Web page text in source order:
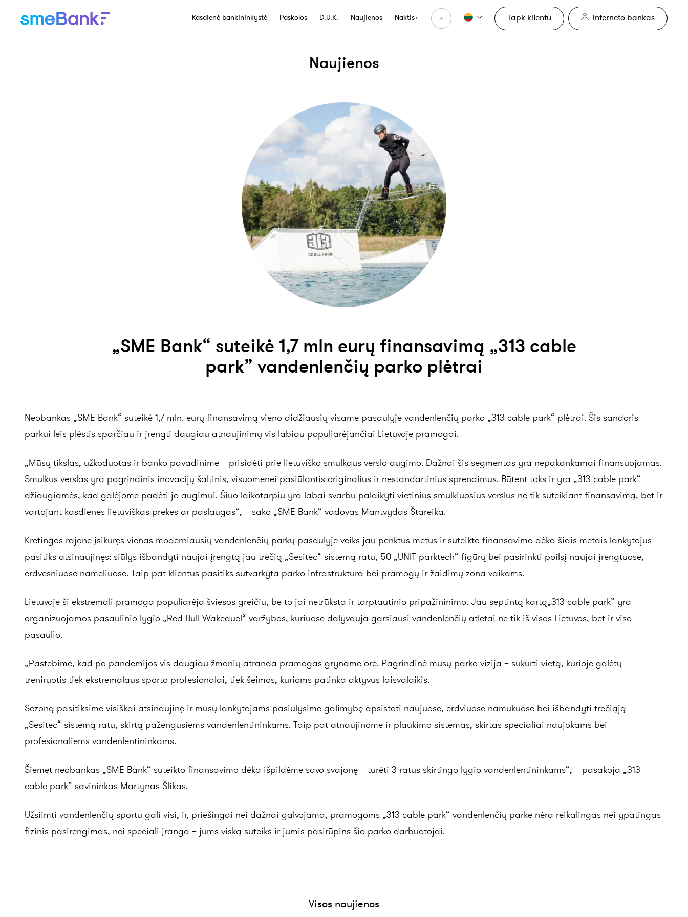
Kasdienė bankininkystė Paskolos D.U.K. Naujienos Naktis+ + Tapk klientu Interneto bankas
Naujienos
„SME Bank“ suteikė 1,7 mln eurų finansavimą „313 cable
park” vandenlenčių parko plėtrai
Neobankas „SME Bank“ suteikė 1,7 mln. eurų finansavimą vieno didžiausių visame pasaulyje vandenlenčių parko „313 cable park“ plėtrai. Šis sandoris
parkui leis plėstis sparčiau ir įrengti daugiau atnaujinimų vis labiau populiarėjančiai Lietuvoje pramogai.
„Mūsų tikslas, užkoduotas ir banko pavadinime – prisidėti prie lietuviško smulkaus verslo augimo. Dažnai šis segmentas yra nepakankamai finansuojamas.
Smulkus verslas yra pagrindinis inovacijų šaltinis, visuomenei pasiūlantis originalius ir nestandartinius sprendimus. Būtent toks ir yra „313 cable park“ –
džiaugiamės, kad galėjome padėti jo augimui. Šiuo laikotarpiu yra labai svarbu palaikyti vietinius smulkiuosius verslus ne tik suteikiant finansavimą, bet ir
vartojant kasdienes lietuviškas prekes ar paslaugas“, – sako „SME Bank“ vadovas Mantvydas Štareika.
Kretingos rajone įsikūręs vienas moderniausių vandenlenčių parkų pasaulyje veiks jau penktus metus ir suteikto finansavimo dėka šiais metais lankytojus
pasitiks atsinaujinęs: siūlys išbandyti naujai įrengtą jau trečią „Sesitec“ sistemą ratu, 50 „UNIT parktech“ figūrų bei pasirinkti poilsį naujai įrengtuose,
erdvesniuose nameliuose. Taip pat klientus pasitiks sutvarkyta parko infrastruktūra bei pramogų ir žaidimų zona vaikams.
Lietuvoje ši ekstremali pramoga populiarėja šviesos greičiu, be to jai netrūksta ir tarptautinio pripažininimo. Jau septintą kartą„313 cable park” yra
organizuojamos pasaulinio lygio „Red Bull Wakeduel“ varžybos, kuriuose dalyvauja garsiausi vandenlenčių atletai ne tik iš visos Lietuvos, bet ir viso
pasaulio.
„Pastebime, kad po pandemijos vis daugiau žmonių atranda pramogas gryname ore. Pagrindinė mūsų parko vizija – sukurti vietą, kurioje galėtų
treniruotis tiek ekstremalaus sporto profesionalai, tiek šeimos, kurioms patinka aktyvus laisvalaikis.
Sezoną pasitiksime visiškai atsinaujinę ir mūsų lankytojams pasiūlysime galimybę apsistoti naujuose, erdviuose namukuose bei išbandyti trečiąją
„Sesitec“ sistemą ratu, skirtą pažengusiems vandenlentininkams. Taip pat atnaujinome ir plaukimo sistemas, skirtas specialiai naujokams bei
profesionaliems vandenlentininkams.
Šiemet neobankas „SME Bank“ suteikto finansavimo dėka išpildėme savo svajonę – turėti 3 ratus skirtingo lygio vandenlentininkams“, – pasakoja „313
cable park” savininkas Martynas Šlikas.
Užsiimti vandenlenčių sportu gali visi, ir, priešingai nei dažnai galvojama, pramogoms „313 cable park“ vandenlenčių parke nėra reikalingas nei ypatingas
fizinis pasirengimas, nei speciali įranga – jums viską suteiks ir jumis pasirūpins šio parko darbuotojai.
Visos naujienos